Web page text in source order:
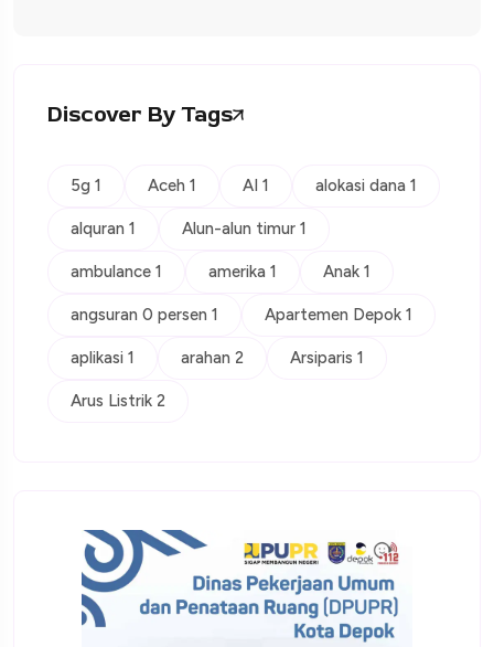
Discover By Tags
5g 1 Aceh 1 AI 1 alokasi dana 1
alquran 1 Alun-alun timur 1
ambulance 1 amerika 1 Anak 1
angsuran 0 persen 1 Apartemen Depok 1
aplikasi 1 arahan 2 Arsiparis 1
Arus Listrik 2